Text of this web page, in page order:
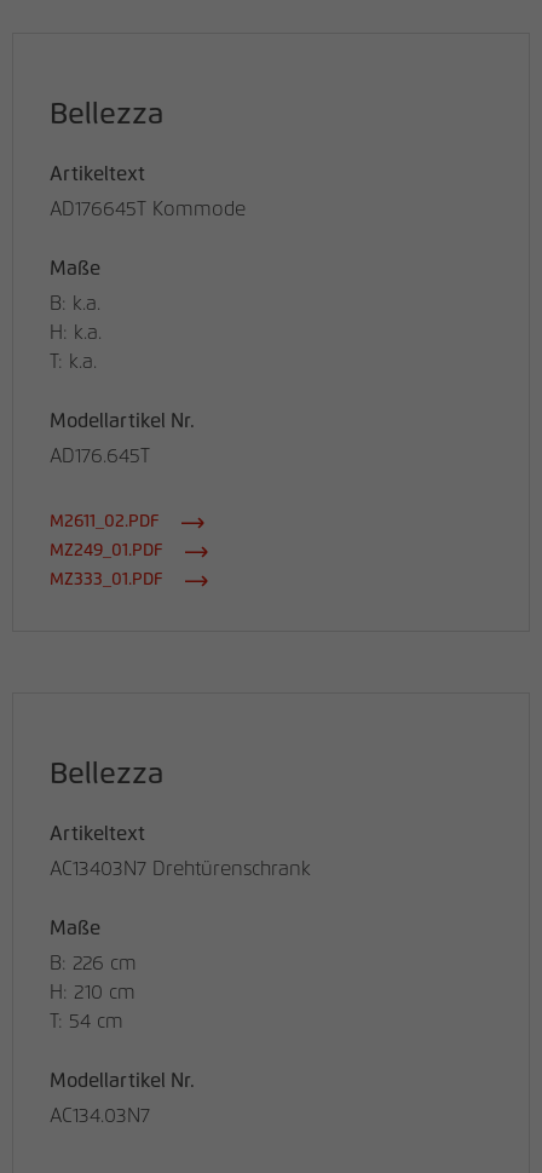
Bellezza
Artikeltext
AD176645T Kommode
Maße
B: k.a.
H: k.a.
T: k.a.
Modellartikel Nr.
AD176.645T
M2611_02.PDF
MZ249_01.PDF
MZ333_01.PDF
Bellezza
Artikeltext
AC13403N7 Drehtürenschrank
Maße
B: 226 cm
H: 210 cm
T: 54 cm
Modellartikel Nr.
AC134.03N7